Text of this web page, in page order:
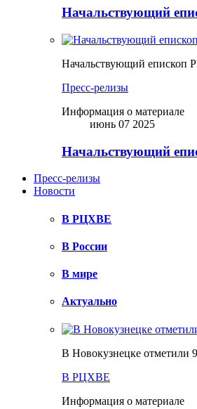
Начальствующий
Начальствующий епископ
Пресс-релизы
Информация о материале
июнь 07 2025
Начальствующий
Пресс-релизы
Новости
В РЦХВЕ
В России
В мире
Актуально
В Новокузнецке отметили
В РЦХВЕ
Информация о материале